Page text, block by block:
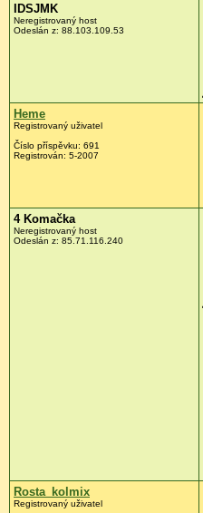
IDSJMK
Neregistrovaný host
Odeslán z: 88.103.109.53
Heme
Registrovaný uživatel
Číslo příspěvku: 691
Registrován: 5-2007
4 Komačka
Neregistrovaný host
Odeslán z: 85.71.116.240
Rosta_kolmix
Registrovaný uživatel